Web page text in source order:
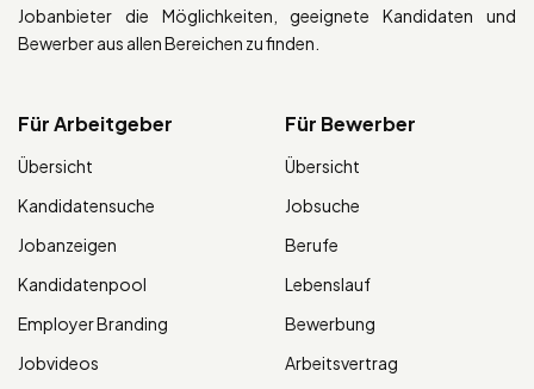
Jobanbieter die Möglichkeiten, geeignete Kandidaten und
Bewerber aus allen Bereichen zu finden.
Für Arbeitgeber
Übersicht
Kandidatensuche
Jobanzeigen
Kandidatenpool
Employer Branding
Jobvideos
Für Bewerber
Übersicht
Jobsuche
Berufe
Lebenslauf
Bewerbung
Arbeitsvertrag